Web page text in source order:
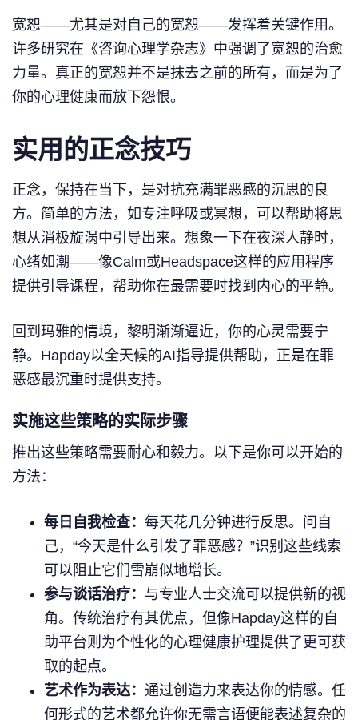
宽恕——尤其是对自己的宽恕——发挥着关键作用。
许多研究在《咨询心理学杂志》中强调了宽恕的治愈
力量。真正的宽恕并不是抹去之前的所有，而是为了
你的心理健康而放下怨恨。
实用的正念技巧
正念，保持在当下，是对抗充满罪恶感的沉思的良
方。简单的方法，如专注呼吸或冥想，可以帮助将思
想从消极旋涡中引导出来。想象一下在夜深人静时，
心绪如潮——像Calm或Headspace这样的应用程序
提供引导课程，帮助你在最需要时找到内心的平静。
回到玛雅的情境，黎明渐渐逼近，你的心灵需要宁
静。Hapday以全天候的AI指导提供帮助，正是在罪
恶感最沉重时提供支持。
实施这些策略的实际步骤
推出这些策略需要耐心和毅力。以下是你可以开始的
方法：
每日自我检查： 每天花几分钟进行反思。问自
己，“今天是什么引发了罪恶感？”识别这些线索
可以阻止它们雪崩似地增长。
参与谈话治疗： 与专业人士交流可以提供新的视
角。传统治疗有其优点，但像Hapday这样的自
助平台则为个性化的心理健康护理提供了更可获
取的起点。
艺术作为表达： 通过创造力来表达你的情感。任
何形式的艺术都允许你无需言语便能表述复杂的